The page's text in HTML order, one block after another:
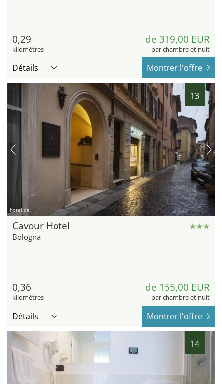
0,29
kilomètres
de 319,00 EUR
par chambre et nuit
Détails Montrer l'offre
13
hotel.de
Cavour Hotel
Bologna
0,36
kilomètres
de 155,00 EUR
par chambre et nuit
Détails Montrer l'offre
14